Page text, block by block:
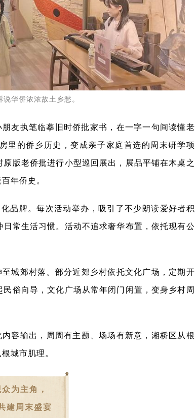
华侨浓浓故土乡愁。
友执笔临摹旧时侨批家书，在一字一句间读懂老
里的侨乡历史，变成亲子家庭首选的周末研学项
版老侨批进行小型巡回展出，展品平铺在木桌之
年侨史。
品牌。每次活动举办，吸引了不少朗读爱好者积
常生活习惯。活动不追求奢华布置，依托现有公
城郊村落。部分近郊乡村依托文化广场，定期开
俗向导，文化广场从常年闭门闲置，变身乡村周
容输出，周周有主题、场场有新意，湘桥区从根
城市肌理。
为主角，
建周末盛宴